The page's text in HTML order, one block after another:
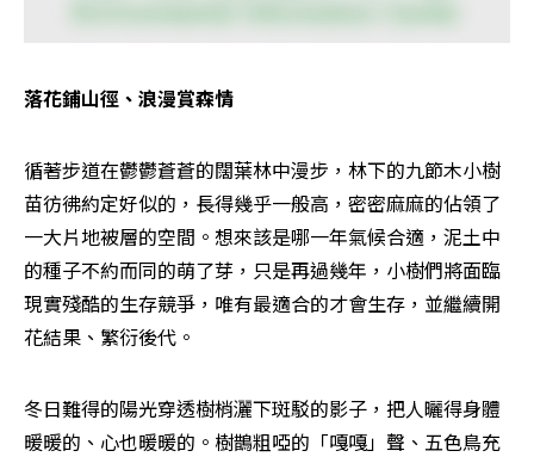
落花鋪山徑、浪漫賞森情
循著步道在鬱鬱蒼蒼的闊葉林中漫步，林下的九節木小樹
苗彷彿約定好似的，長得幾乎一般高，密密麻麻的佔領了
一大片地被層的空間。想來該是哪一年氣候合適，泥土中
的種子不約而同的萌了芽，只是再過幾年，小樹們將面臨
現實殘酷的生存競爭，唯有最適合的才會生存，並繼續開
花結果、繁衍後代。
冬日難得的陽光穿透樹梢灑下斑駁的影子，把人曬得身體
暖暖的、心也暖暖的。樹鵲粗啞的「嘎嘎」聲、五色鳥充